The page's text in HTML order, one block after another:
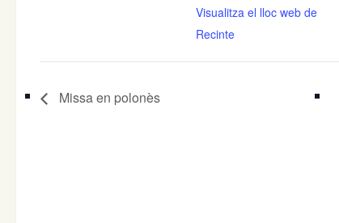
Visualitza el lloc web de
Recinte
Missa en polonès